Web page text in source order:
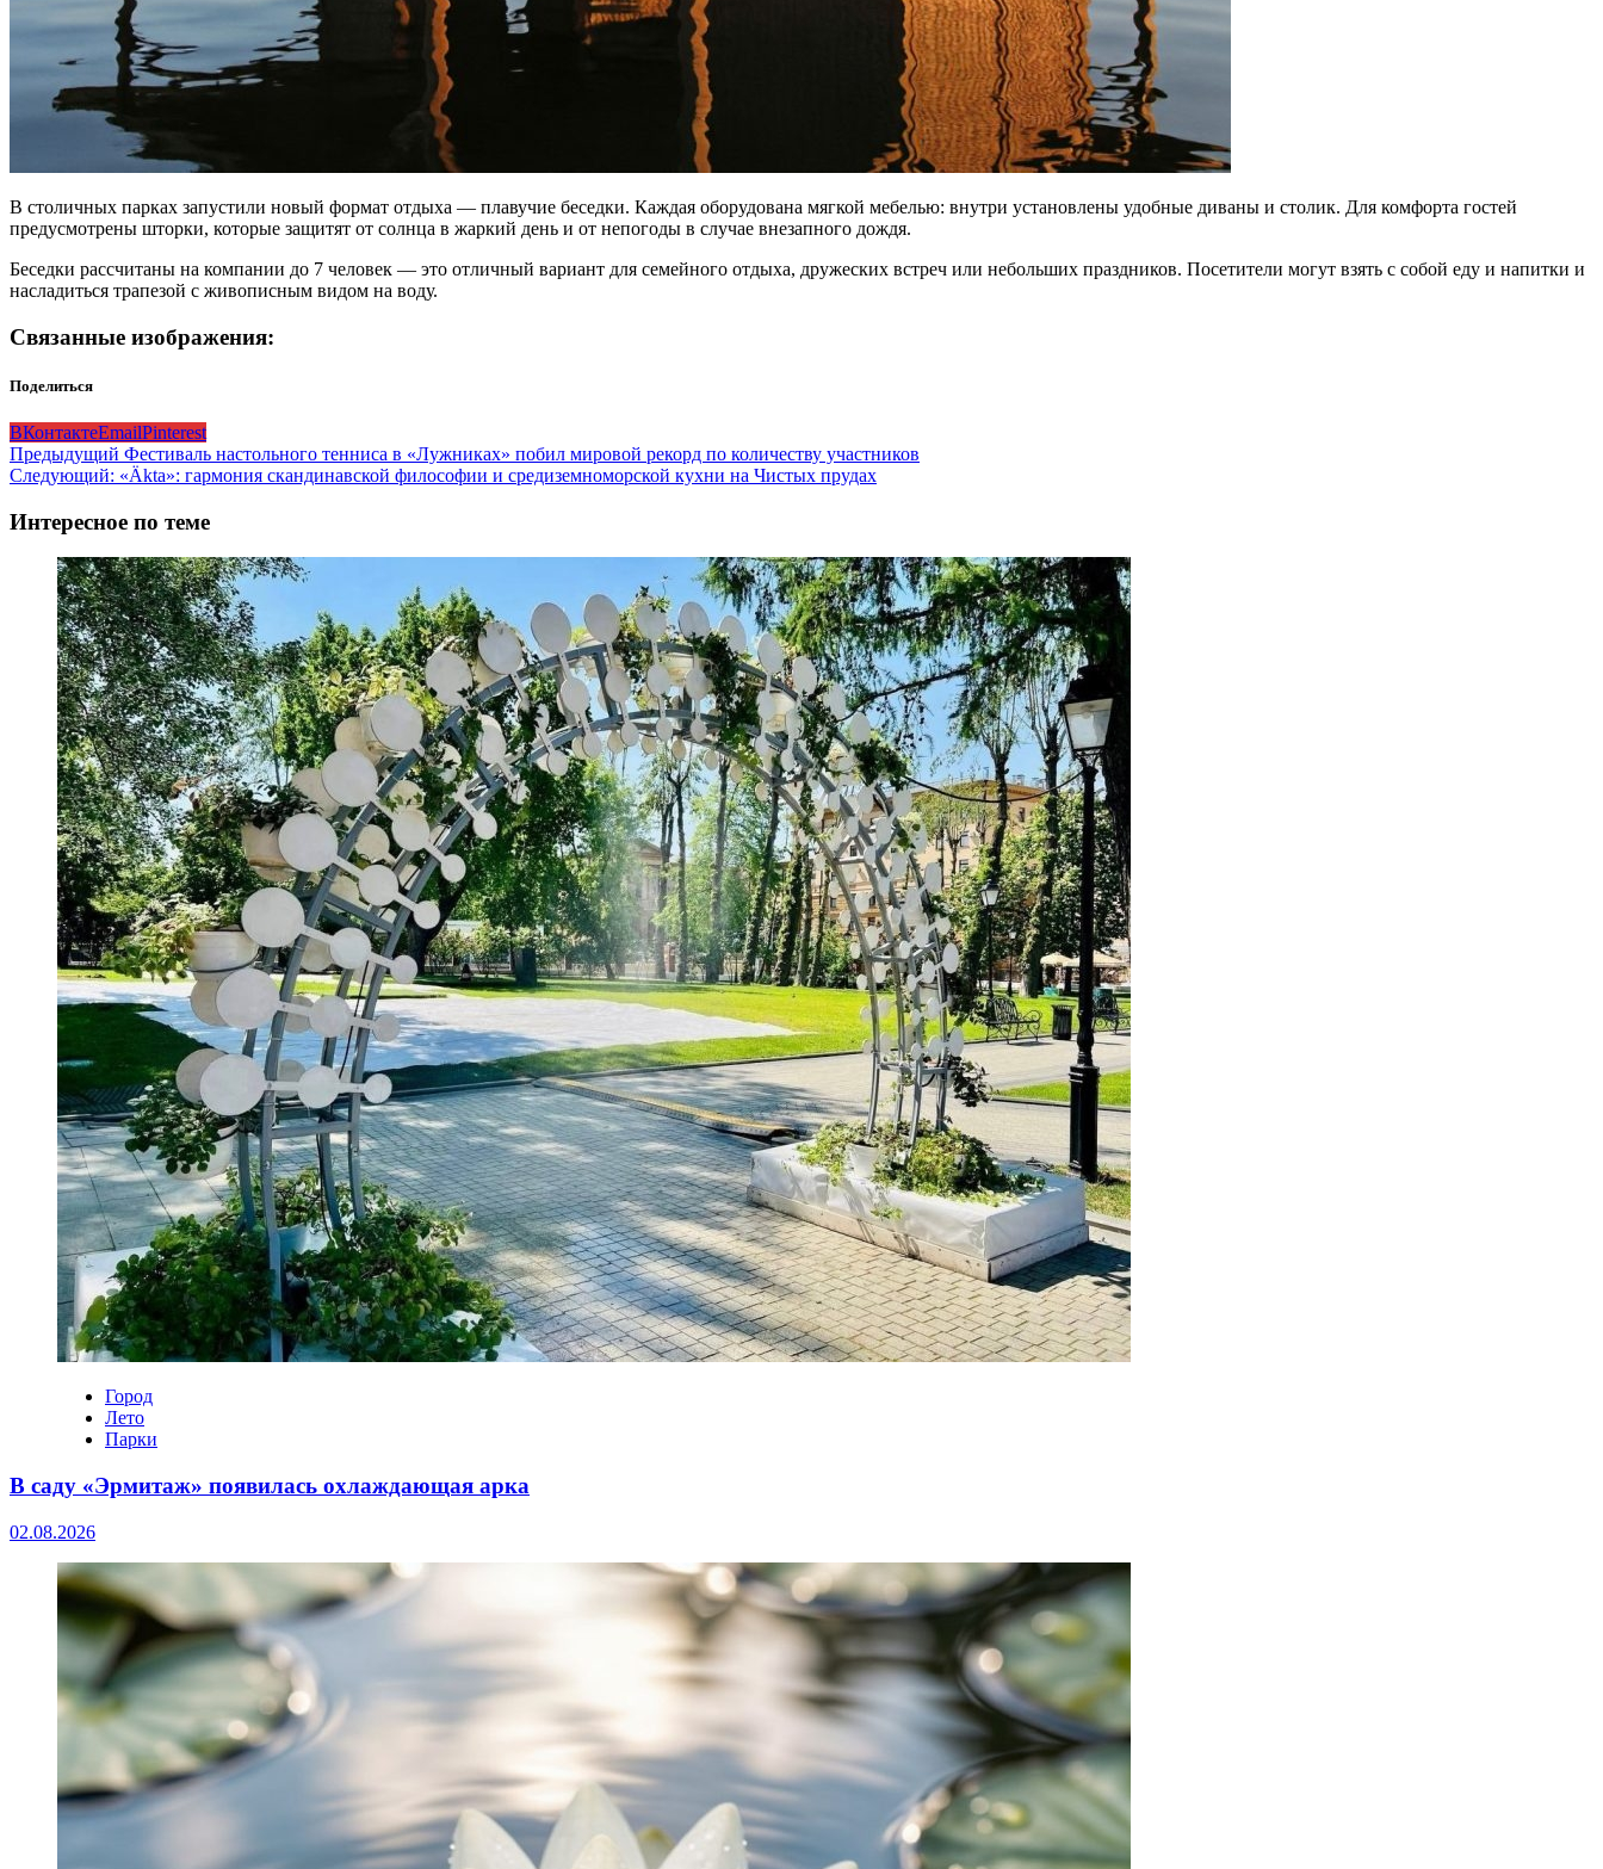
В столичных парках запустили новый формат отдыха — плавучие беседки. Каждая оборудована мягкой мебелью: внутри установлены удобные диваны и столик. Для комфорта гостей
предусмотрены шторки, которые защитят от солнца в жаркий день и от непогоды в случае внезапного дождя.
Беседки рассчитаны на компании до 7 человек — это отличный вариант для семейного отдыха, дружеских встреч или небольших праздников. Посетители могут взять с собой еду и напитки и
насладиться трапезой с живописным видом на воду.
Связанные изображения:
Поделиться
ВКонтактеEmailPinterest
Навигация
записи
Предыдущий Фестиваль настольного тенниса в «Лужниках» побил мировой рекорд по количеству участников
Следующий: «Äkta»: гармония скандинавской философии и средиземноморской кухни на Чистых прудах
Интересное по теме
Город
Лето
Парки
В саду «Эрмитаж» появилась охлаждающая арка
02.08.2026